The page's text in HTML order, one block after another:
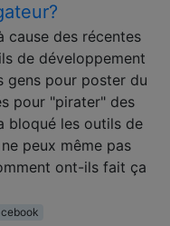
cause des récentes
de développement
gens pour poster du
pour "pirater" des
bloqué les outils de
peux même pas
ont-ils fait ça